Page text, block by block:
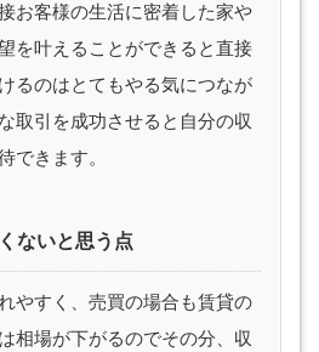
お客様の生活に密着した家や
を叶えることができると直接
るのはとてもやる気につなが
取引を成功させると自分の収
できます。
ないと思う点
やすく、売買の場合も賃貸の
相場が下がるのでその分、収